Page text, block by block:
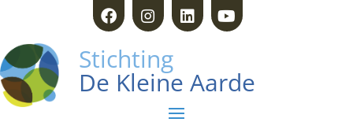
Stichting
De Kleine Aarde